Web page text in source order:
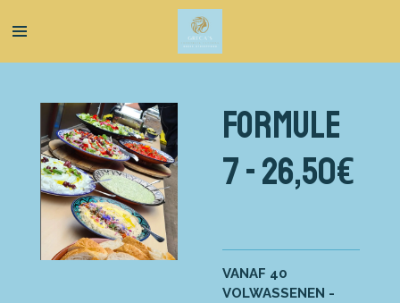
direct
FORMULE
7 - 26,50€
VANAF 40
VOLWASSENEN -